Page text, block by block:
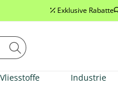
Exklusive Rabatte
Vliesstoffe Industrie